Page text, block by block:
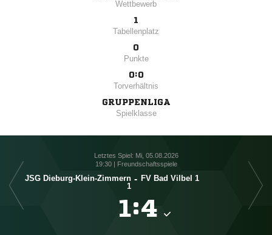
Wettbewerb
1
Tabellenplatz
0
Punkte
0:0
Torverhältnis
GRUPPENLIGA
Spielklasse
Letztes Spiel: Mi, 05.08.2026
19:30 | Freundschaftsspiele
JSG Dieburg-Klein-Zimmern
1
- FV Bad Vilbel 1
: